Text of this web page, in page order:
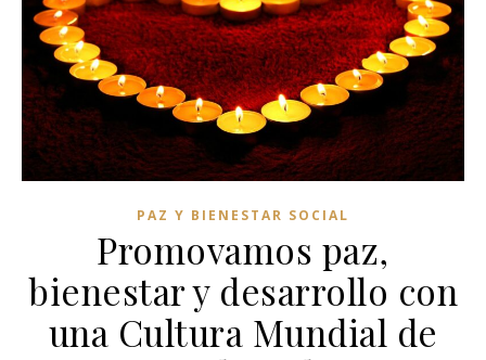
PAZ Y BIENESTAR SOCIAL
Promovamos paz,
bienestar y desarrollo con
una Cultura Mundial de